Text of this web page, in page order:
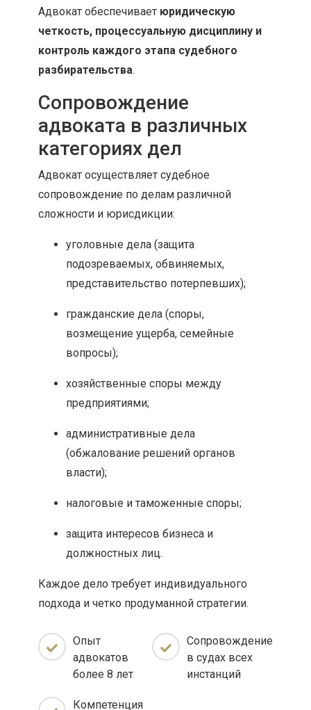
Адвокат обеспечивает юридическую
четкость, процессуальную дисциплину и
контроль каждого этапа судебного
разбирательства.
Сопровождение
адвоката в различных
категориях дел
Адвокат осуществляет судебное
сопровождение по делам различной
сложности и юрисдикции:
уголовные дела (защита
подозреваемых, обвиняемых,
представительство потерпевших);
гражданские дела (споры,
возмещение ущерба, семейные
вопросы);
хозяйственные споры между
предприятиями;
административные дела
(обжалование решений органов
власти);
налоговые и таможенные споры;
защита интересов бизнеса и
должностных лиц.
Каждое дело требует индивидуального
подхода и четко продуманной стратегии.
Опыт
адвокатов
более 8 лет
Сопровождение
в судах всех
инстанций
Компетенция